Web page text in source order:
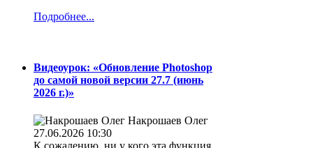
Подробнее...
Видеоурок: «Обновление Photoshop
до самой новой версии 27.7 (июнь
2026 г.)»
Накрошаев Олег
27.06.2026 10:30
К сожалению, ни у кого эта функция